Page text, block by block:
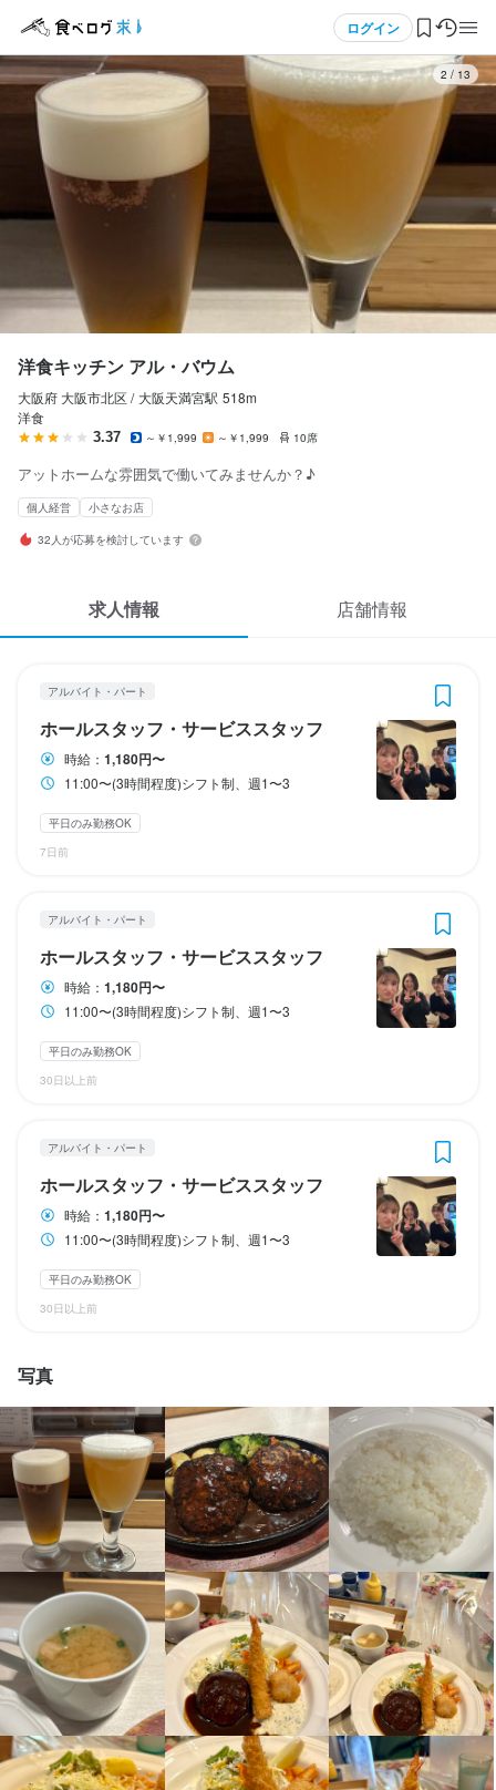
ログイン
ログイン・無料会員登録
食べログ求人TOP
マイページ管理
気になる求人
検索履歴・保存した条件
応募履歴
スカウト・メルマガ受信設定
食べログ求人PRESS
プライバシーポリシー
利用規約
企業情報
3 / 13
洋食キッチン アル・バウム
大阪府 大阪市北区 / 大阪天満宮駅 518m
洋食
3.37 ～￥1,999 ～￥1,999 10席
アットホームな雰囲気で働いてみませんか？♪
個人経営 小さなお店
32人が応募を検討しています
求人情報 店舗情報
アルバイト・パート
ホールスタッフ・サービススタッフ
時給： 1,180円〜
11:00〜(3時間程度)シフト制、週1〜3
平日のみ勤務OK
7日前
アルバイト・パート
ホールスタッフ・サービススタッフ
時給： 1,180円〜
11:00〜(3時間程度)シフト制、週1〜3
平日のみ勤務OK
30日以上前
アルバイト・パート
ホールスタッフ・サービススタッフ
時給： 1,180円〜
11:00〜(3時間程度)シフト制、週1〜3
平日のみ勤務OK
30日以上前
写真
ホールスタッフ・サービススタッフ
ホールスタッフ・サービススタッフ
時給1,180円〜
勤務時間
11:00〜(3時間程度)シフト制、週1〜3
休日・休暇
1ヶ月ごとのシフト制
平日の営業になります
日曜定休 平日のみ勤務OK(土日休み)
・社会保険なし
・受動喫煙防止措置：屋内原則禁煙（喫煙専用室なし）
・独立支援制度なし
未経験者歓迎
仕事内容
当店の洋食レストランでは、オープン作業、ホールスタッフ・サ
ービススタッフとして、お客様のご来店時のご案内を中心に、オ
ーダー取りや料理・ドリンクの提供、テーブルの片付け、レジな
ど、接客全般をお任せします。まずは笑顔でのご挨拶など、基本
的な業務から始めていただきますので、未経験の方もご安心くだ
さい。
1日の業務量としては、ピーク時には10席を担当いただきますが、
スタッフ同士で協力し合いながら進めていきます。忙しい時間帯
もありますが、複数名で分担して対応するため、ひとりに負担が
集中しないよう配慮しています。
応募画面へ進む
ホールスタッフ・サービススタッフ
ホールスタッフ・サービススタッフ
時給1,180円〜
勤務時間
11:00〜(3時間程度)シフト制、週1〜3
休日・休暇
1ヶ月ごとのシフト制
平日の営業になります
日曜定休 平日のみ勤務OK(土日休み)
・社会保険なし
・受動喫煙防止措置：屋内原則禁煙（喫煙専用室なし）
・独立支援制度なし
未経験者歓迎
仕事内容
当店の洋食レストランでは、オープン作業、ホールスタッフ・サ
ービススタッフとして、お客様のご来店時のご案内を中心に、オ
ーダー取りや料理・ドリンクの提供、テーブルの片付け、レジな
ど、接客全般をお任せします。まずは笑顔でのご挨拶など、基本
的な業務から始めていただきますので、未経験の方もご安心くだ
さい。
1日の業務量としては、ピーク時には10席を担当いただきますが、
スタッフ同士で協力し合いながら進めていきます。忙しい時間帯
もありますが、複数名で分担して対応するため、ひとりに負担が
集中しないよう配慮しています。
応募画面へ進む
ホールスタッフ・サービススタッフ
ホールスタッフ・サービススタッフ
時給1,180円〜
勤務時間
11:00〜(3時間程度)シフト制、週1〜3
休日・休暇
1ヶ月ごとのシフト制
GW休暇あり
・契約期間の定めなし
・受動喫煙防止措置：屋内原則禁煙（喫煙専用室なし）
・独立支援制度なし
まかない・食事補助あり 制服貸与
特徴
女性活躍中
仕事内容
当店の洋食レストランでは、オープン作業、ホールスタッフ・サ
ービススタッフとして、お客様のご来店時のご案内を中心に、オ
ーダー取りや料理・ドリンクの提供、テーブルの片付け、レジな
ど、接客全般をお任せします。まずは笑顔でのご挨拶など、基本
的な業務から始めていただきますので、未経験の方もご安心くだ
さい。
1日の業務量としては、ピーク時には10席を担当いただきますが、
スタッフ同士で協力し合いながら進めていきます。忙しい時間帯
もありますが、複数名で分担して対応するため、ひとりに負担が
集中しないよう配慮しています。
応募画面へ進む